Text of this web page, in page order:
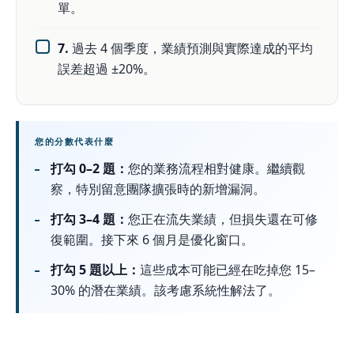
單。
7. 過去 4 個季度，業績預測與實際達成的平均
誤差超過 ±20%。
您的分數代表什麼
打勾 0–2 題： 您的業務流程相對健康。繼續觀
察，特別留意團隊擴張時的新增漏洞。
打勾 3–4 題： 您正在流失業績，但損失還在可修
復範圍。接下來 6 個月是優化窗口。
打勾 5 題以上： 這些成本可能已經在吃掉您 15–
30% 的潛在業績。該考慮系統性解法了。